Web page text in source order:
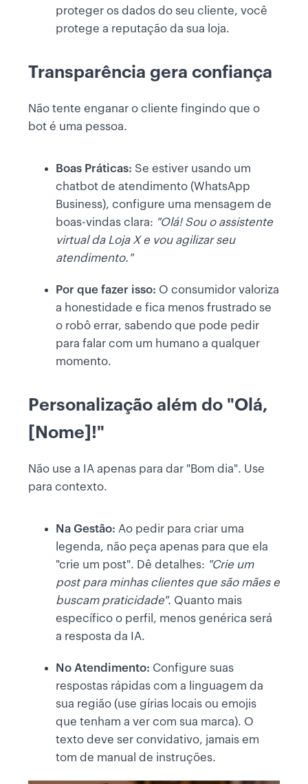
proteger os dados do seu cliente, você
protege a reputação da sua loja.
Transparência gera confiança
Não tente enganar o cliente fingindo que o
bot é uma pessoa.
Boas Práticas: Se estiver usando um
chatbot de atendimento (WhatsApp
Business), configure uma mensagem de
boas-vindas clara: "Olá! Sou o assistente
virtual da Loja X e vou agilizar seu
atendimento."
Por que fazer isso: O consumidor valoriza
a honestidade e fica menos frustrado se
o robô errar, sabendo que pode pedir
para falar com um humano a qualquer
momento.
Personalização além do "Olá,
[Nome]!"
Não use a IA apenas para dar "Bom dia". Use
para contexto.
Na Gestão: Ao pedir para criar uma
legenda, não peça apenas para que ela
"crie um post". Dê detalhes: "Crie um
post para minhas clientes que são mães e
buscam praticidade". Quanto mais
específico o perfil, menos genérica será
a resposta da IA.
No Atendimento: Configure suas
respostas rápidas com a linguagem da
sua região (use gírias locais ou emojis
que tenham a ver com sua marca). O
texto deve ser convidativo, jamais em
tom de manual de instruções.